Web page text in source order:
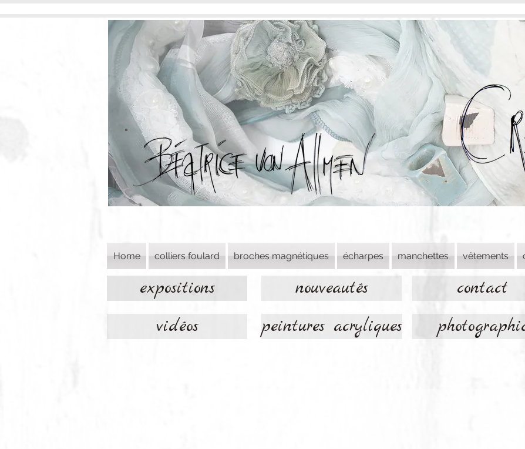
Home colliers foulard broches magnétiques écharpes manchettes vêtements
expositions nouveautés
contact
vidéos
peintures acryliques